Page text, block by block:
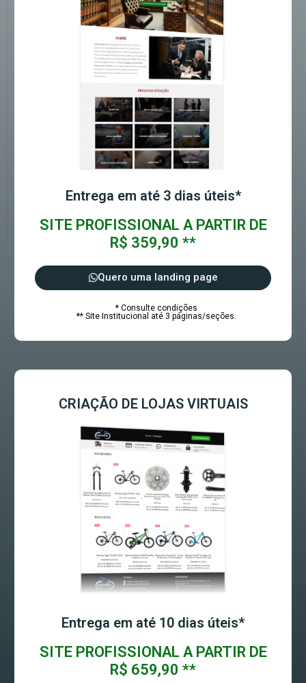
Entrega em até 3 dias úteis*
SITE PROFISSIONAL A PARTIR DE
R$ 359,90 **
Quero uma landing page
* Consulte condições
** Site Institucional até 3 páginas/seções.
CRIAÇÃO DE LOJAS VIRTUAIS
Entrega em até 10 dias úteis*
SITE PROFISSIONAL A PARTIR DE
R$ 659,90 **